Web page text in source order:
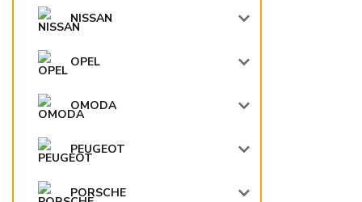
NISSAN
OPEL
OMODA
PEUGEOT
PORSCHE